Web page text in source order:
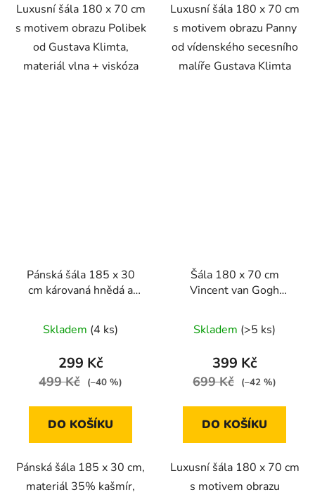
Luxusní šála 180 x 70 cm
s motivem obrazu Polibek
od Gustava Klimta,
materiál vlna + viskóza
Luxusní šála 180 x 70 cm
s motivem obrazu Panny
od vídenského secesního
malíře Gustava Klimta
Pánská šála 185 x 30
cm károvaná hnědá a
Skladem (4 ks)
299 Kč
499 Kč (–40 %)
DO KOŠÍKU
Pánská šála 185 x 30 cm,
materiál 35% kašmír,
Šála 180 x 70 cm
Vincent van Gogh
Skladem (>5 ks)
399 Kč
699 Kč (–42 %)
DO KOŠÍKU
Luxusní šála 180 x 70 cm
s motivem obrazu